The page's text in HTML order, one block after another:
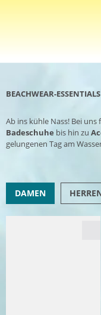
BEACHWEAR-ESSENTIALS
Ab ins kühle Nass! Bei uns
Badeschuhe bis hin zu
gelungenen Tag am
DAMEN